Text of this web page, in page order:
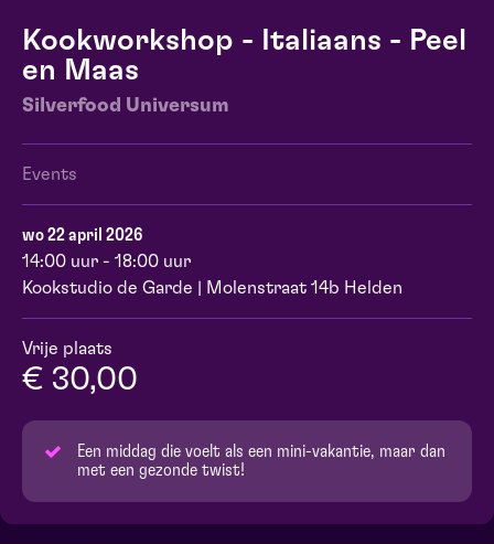
Kookworkshop - Italiaans - Peel
en Maas
Silverfood Universum
Events
wo 22 april 2026
14:00 uur - 18:00 uur
Kookstudio de Garde | Molenstraat 14b Helden
Vrije plaats
€ 30,00
Een middag die voelt als een mini-vakantie, maar dan
met een gezonde twist!